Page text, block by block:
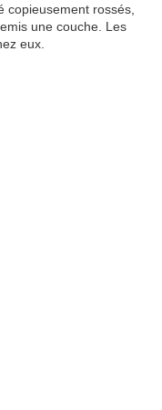
copieusement rossés,
une couche. Les
eux.